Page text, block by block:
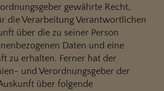
gewährte Recht,
die Verarbeitung Verantwortlichen
über die zu seiner Person
Daten und eine
zu erhalten. Ferner hat der
und Verordnungsgeber der
über folgende